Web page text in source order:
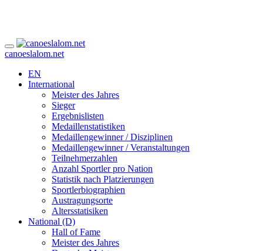
canoeslalom.net
EN
International
Meister des Jahres
Sieger
Ergebnislisten
Medaillenstatistiken
Medaillengewinner / Disziplinen
Medaillengewinner / Veranstaltungen
Teilnehmerzahlen
Anzahl Sportler pro Nation
Statistik nach Platzierungen
Sportlerbiographien
Austragungsorte
Altersstatisiken
National (D)
Hall of Fame
Meister des Jahres